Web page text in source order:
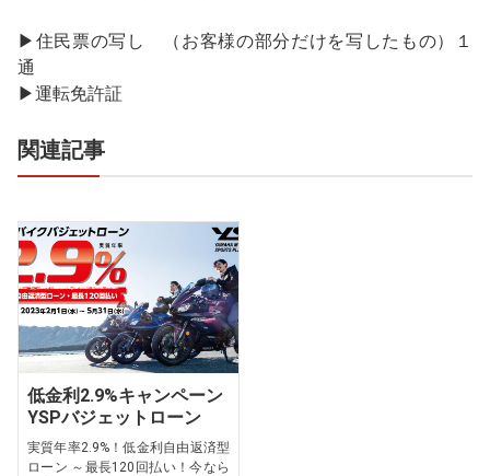
▶住民票の写し （お客様の部分だけを写したもの）１
通
▶運転免許証
関連記事
低金利2.9%キャンペーン
YSPバジェットローン
実質年率2.9%！低金利自由返済型
ローン ～最長120回払い！今なら